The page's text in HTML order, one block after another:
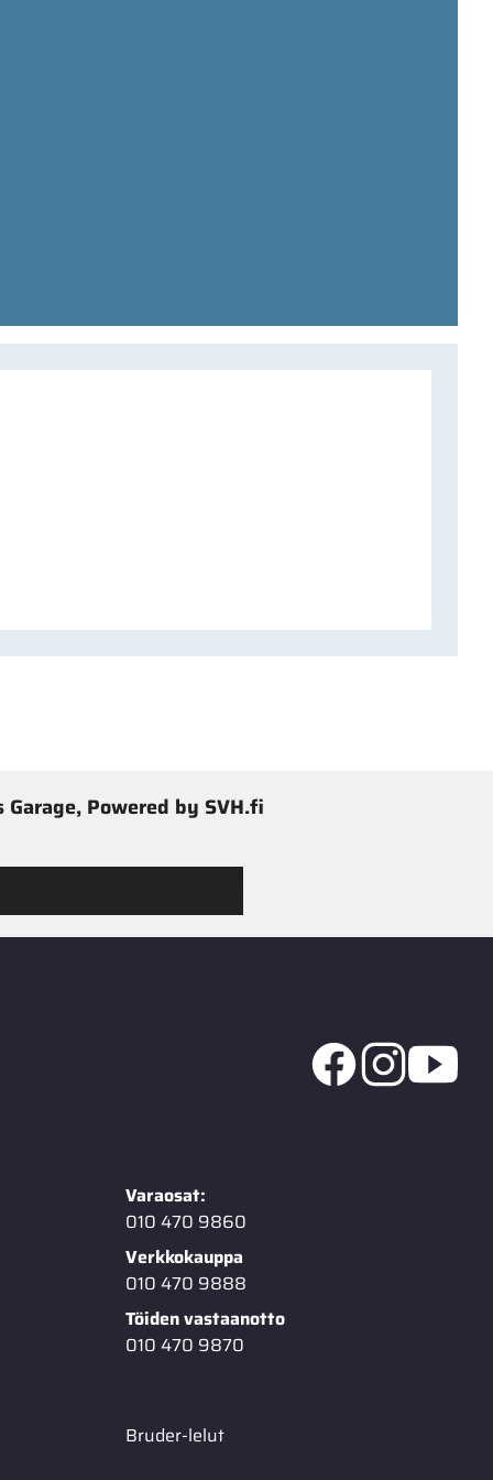
Garage, Powered by SVH.fi
Varaosat:
010 470 9860
Verkkokauppa
010 470 9888
Töiden vastaanotto
010 470 9870
Bruder-lelut